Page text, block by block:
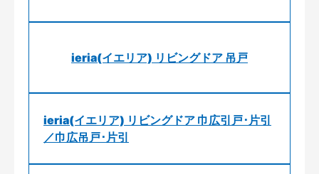
ieria(イエリア) リビングドア 吊戸
ieria(イエリア) リビングドア 巾広引戸･片引
／巾広吊戸･片引